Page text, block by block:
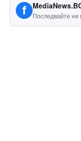
f Последвайте ни